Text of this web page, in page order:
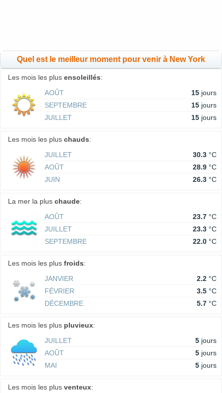
Quel est le meilleur moment pour venir à New York
Les mois les plus ensoleillés:
AOÛT
15 jours
SEPTEMBRE
15 jours
JUILLET
15 jours
Les mois les plus chauds:
JUILLET
30.3 °C
AOÛT
28.9 °C
JUIN
26.3 °C
La mer la plus chaude:
AOÛT
23.7 °C
JUILLET
23.3 °C
SEPTEMBRE
22.0 °C
Les mois les plus froids:
JANVIER
2.2 °C
FÉVRIER
3.5 °C
DÉCEMBRE
5.7 °C
Les mois les plus pluvieux:
JUILLET
5 jours
AOÛT
5 jours
MAI
5 jours
Les mois les plus venteux: